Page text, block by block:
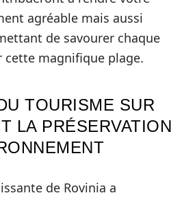
agréable mais aussi
de savourer chaque
cette magnifique plage.
TOURISME SUR
LA PRÉSERVATION
de Rovinia a